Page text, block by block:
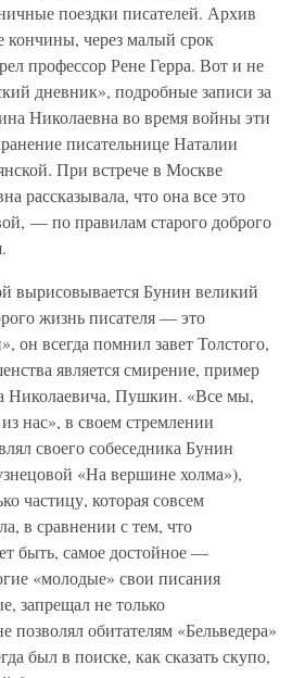
поездки писателей. Архив
кончины, через малый срок
профессор Рене Герра. Вот и не
дневник», подробные записи за
Николаевна во время войны эти
писательнице Наталии
При встрече в Москве
рассказывала, что она все это
— по правилам старого доброго
вырисовывается Бунин великий
жизнь писателя — это
он всегда помнил завет Толстого,
является смирение, пример
Николаевича, Пушкин. «Все мы,
нас», в своем стремлении
своего собеседника Бунин
«На вершине холма»),
частицу, которая совсем
в сравнении с тем, что
быть, самое достойное —
«молодые» свои писания
запрещал не только
позволял обитателям «Бельведера»
был в поиске, как сказать скупо,